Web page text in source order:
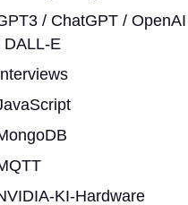
/ ChatGPT /
DALL-E
KI-Hardware